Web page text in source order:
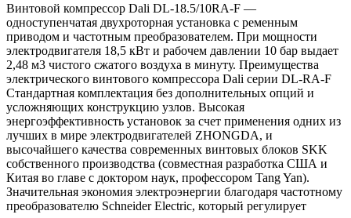
Винтовой компрессор Dali DL-18.5/10RA-F —
одноступенчатая двухроторная установка с ременным
приводом и частотным преобразователем. При мощности
электродвигателя 18,5 кВт и рабочем давлении 10 бар выдает
2,48 м3 чистого сжатого воздуха в минуту. Преимущества
электрического винтового компрессора Dali серии DL-RA-F
Стандартная комплектация без дополнительных опций и
усложняющих конструкцию узлов. Высокая
энергоэффективность установок за счет применения одних из
лучших в мире электродвигателей ZHONGDA, и
высочайшего качества современных винтовых блоков SKK
собственного производства (совместная разработка США и
Китая во главе с доктором наук, профессором Tang Yan).
Значительная экономия электроэнергии благодаря частотному
преобразователю Schneider Electric, который регулирует